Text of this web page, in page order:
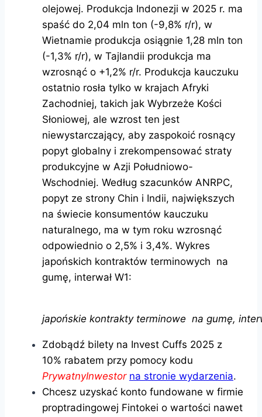
olejowej. Produkcja Indonezji w 2025 r. ma
spaść do 2,04 mln ton (-9,8% r/r), w
Wietnamie produkcja osiągnie 1,28 mln ton
(-1,3% r/r), w Tajlandii produkcja ma
wzrosnąć o +1,2% r/r. Produkcja kauczuku
ostatnio rosła tylko w krajach Afryki
Zachodniej, takich jak Wybrzeże Kości
Słoniowej, ale wzrost ten jest
niewystarczający, aby zaspokoić rosnący
popyt globalny i zrekompensować straty
produkcyjne w Azji Południowo-
Wschodniej. Według szacunków ANRPC,
popyt ze strony Chin i Indii, największych
na świecie konsumentów kauczuku
naturalnego, ma w tym roku wzrosnąć
odpowiednio o 2,5% i 3,4%. Wykres
japońskich kontraktów terminowych na
gumę, interwał W1:
japońskie kontrakty terminowe na gumę,
Zdobądź bilety na Invest Cuffs 2025 z
10% rabatem przy pomocy kodu
PrywatnyInwestor na stronie wydarzenia.
Chcesz uzyskać konto fundowane w firmie
proptradingowej Fintokei o wartości nawet